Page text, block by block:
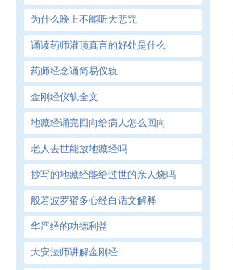
为什么晚上不能听大悲咒
诵读药师灌顶真言的好处是什么
药师经念诵简易仪轨
金刚经仪轨全文
地藏经诵完回向给病人怎么回向
老人去世能放地藏经吗
抄写的地藏经能给过世的亲人烧吗
般若波罗蜜多心经白话文解释
华严经的功德利益
大安法师讲解金刚经